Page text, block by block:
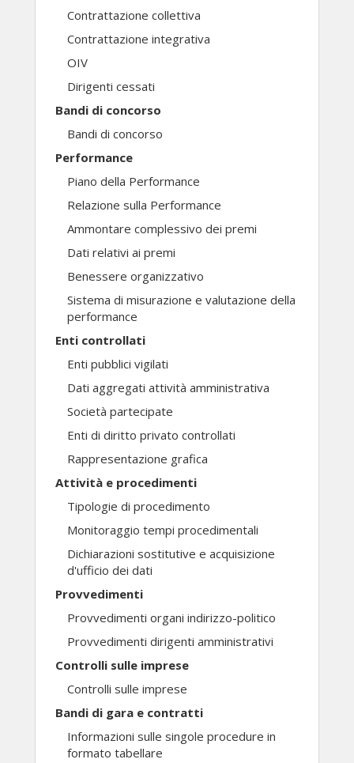
Contrattazione collettiva
Contrattazione integrativa
OIV
Dirigenti cessati
Bandi di concorso
Bandi di concorso
Performance
Piano della Performance
Relazione sulla Performance
Ammontare complessivo dei premi
Dati relativi ai premi
Benessere organizzativo
Sistema di misurazione e valutazione della
performance
Enti controllati
Enti pubblici vigilati
Dati aggregati attività amministrativa
Società partecipate
Enti di diritto privato controllati
Rappresentazione grafica
Attività e procedimenti
Tipologie di procedimento
Monitoraggio tempi procedimentali
Dichiarazioni sostitutive e acquisizione
d'ufficio dei dati
Provvedimenti
Provvedimenti organi indirizzo-politico
Provvedimenti dirigenti amministrativi
Controlli sulle imprese
Controlli sulle imprese
Bandi di gara e contratti
Informazioni sulle singole procedure in
formato tabellare